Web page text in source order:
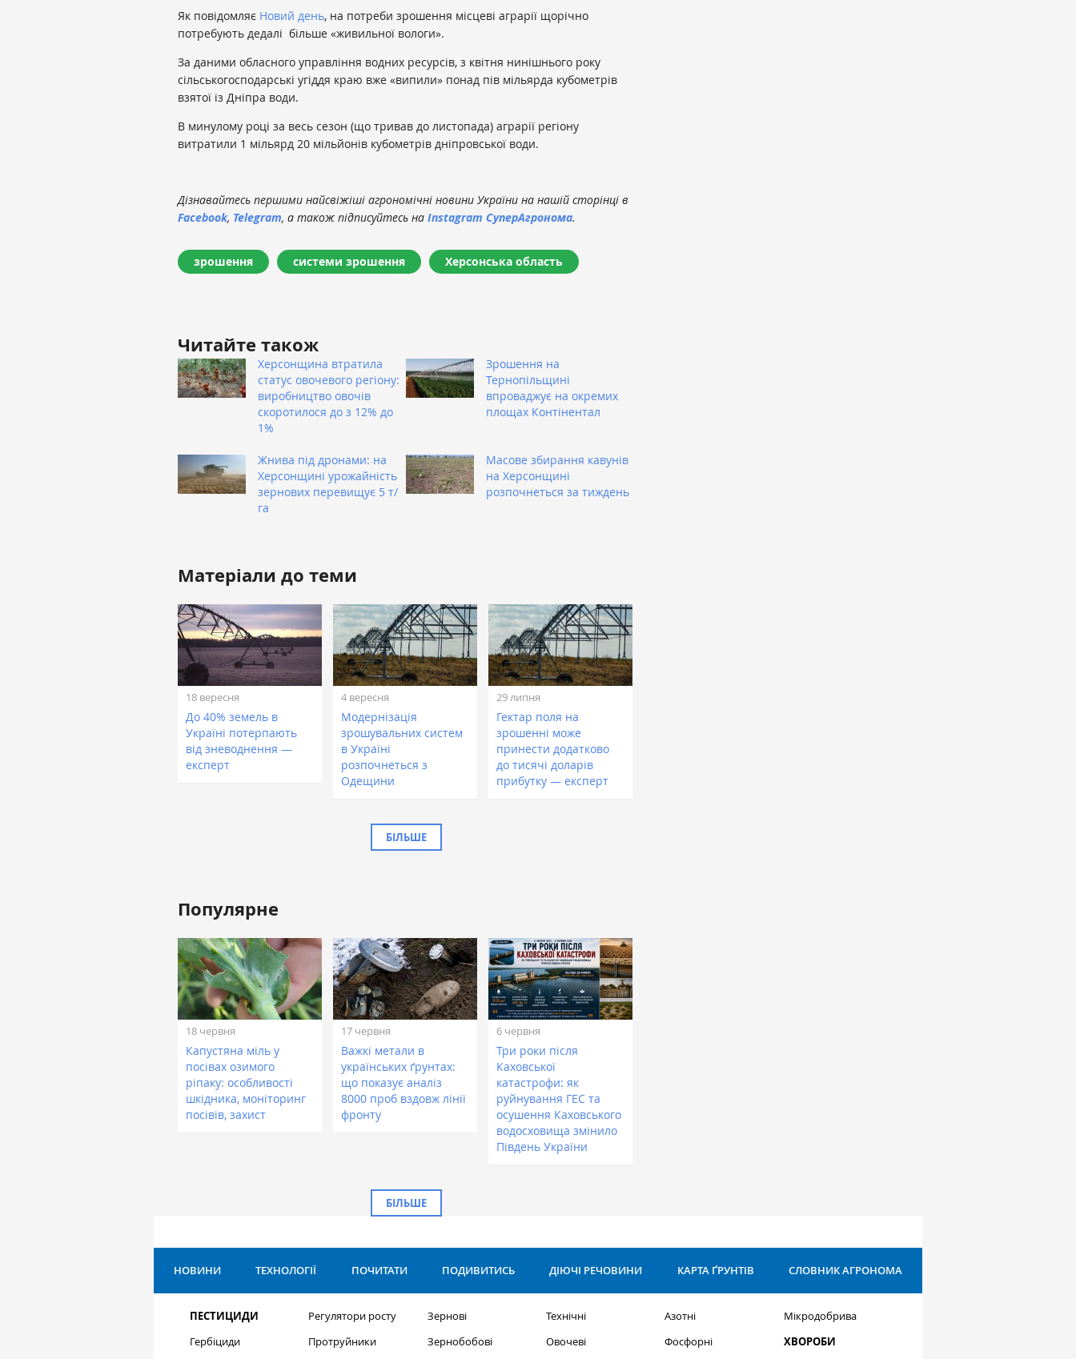
Як повідомляє Новий день, на потреби зрошення місцеві аграрії щорічно
потребують дедалі більше «живильної вологи».
За даними обласного управління водних ресурсів, з квітня нинішнього року
сільськогосподарські угіддя краю вже «випили» понад пів мільярда кубометрів
взятої із Дніпра води.
В минулому році за весь сезон (що тривав до листопада) аграрії регіону
витратили 1 мільярд 20 мільйонів кубометрів дніпровської води.
Дізнавайтесь першими найсвіжіші агрономічні новини України на нашій сторінці в
Facebook, Telegram, а також підписуйтесь на Instagram СуперАгронома.
зрошення системи зрошення Херсонська область
Читайте також
Херсонщина втратила
статус овочевого регіону:
виробництво овочів
скоротилося до з 12% до
1%
Зрошення на
Тернопільщині
впроваджує на окремих
площах Контінентал
Жнива під дронами: на
Херсонщині урожайність
зернових перевищує 5 т/
га
Масове збирання кавунів
на Херсонщині
розпочнеться за тиждень
Матеріали до теми
18 вересня
До 40% земель в
Україні потерпають
від зневоднення —
експерт
4 вересня
Модернізація
зрошувальних систем
в Україні
розпочнеться з
Одещини
29 липня
Гектар поля на
зрошенні може
принести додатково
до тисячі доларів
прибутку — експерт
БІЛЬШЕ
Популярне
18 червня
Капустяна міль у
посівах озимого
ріпаку: особливості
шкідника, моніторинг
посівів, захист
17 червня
Важкі метали в
українських ґрунтах:
що показує аналіз
8000 проб вздовж лінії
фронту
6 червня
Три роки після
Каховської
катастрофи: як
руйнування ГЕС та
осушення Каховського
водосховища змінило
Південь України
БІЛЬШЕ
НОВИНИ ТЕХНОЛОГІЇ ПОЧИТАТИ ПОДИВИТИСЬ ДІЮЧІ РЕЧОВИНИ КАРТА ҐРУНТІВ СЛОВНИК АГРОНОМА
ПЕСТИЦИДИ
Гербіциди
Регулятори росту
Протруйники
Зернові
Зернобобові
Технічні
Овочеві
Азотні
Фосфорні
Мікродобрива
ХВОРОБИ